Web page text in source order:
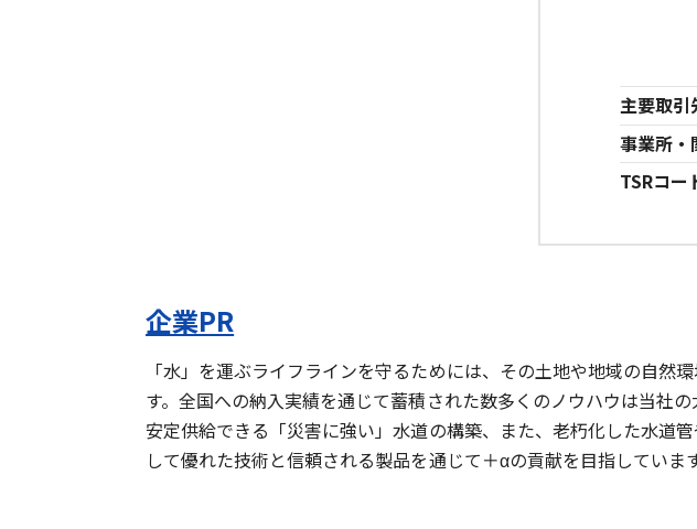
主要取引
事業所・
TSRコー
企業PR
「水」を運ぶライフラインを守るためには、その土地や地域の自
す。全国への納入実績を通じて蓄積された数多くのノウハウは当社
安定供給できる「災害に強い」水道の構築、また、老朽化した水道
して優れた技術と信頼される製品を通じて＋αの貢献を目指しています